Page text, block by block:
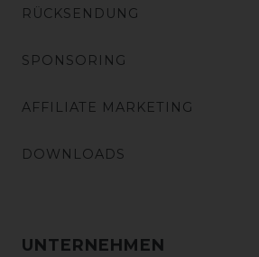
RÜCKSENDUNG
SPONSORING
AFFILIATE MARKETING
DOWNLOADS
UNTERNEHMEN